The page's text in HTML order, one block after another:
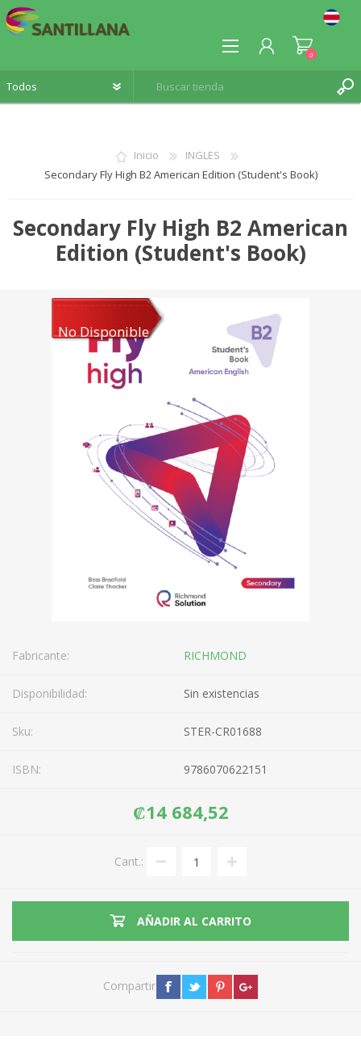
0
Inicio
INGLES
Secondary Fly High B2 American Edition (Student's Book)
Secondary Fly High B2 American
Edition (Student's Book)
No Disponible
Fabricante: RICHMOND
Disponibilidad: Sin existencias
Sku: STER-CR01688
ISBN: 9786070622151
₡14 684,52
Cant.:
AÑADIR AL CARRITO
Compartir